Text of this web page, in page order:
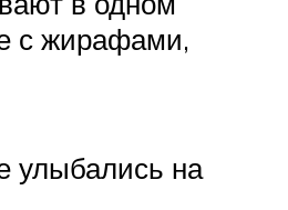
с жирафами,
улыбались на